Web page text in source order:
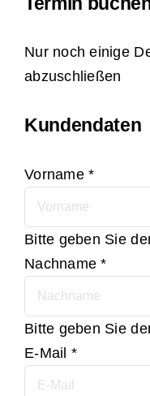
Nur noch einige
abzuschließen
Kundendaten
Vorname*
Bitte geben Sie
Nachname*
Bitte geben Sie
E-Mail *